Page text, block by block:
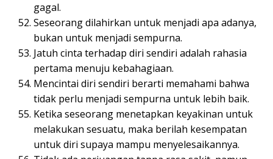
gagal.
Seseorang dilahirkan untuk menjadi apa adanya,
bukan untuk menjadi sempurna.
Jatuh cinta terhadap diri sendiri adalah rahasia
pertama menuju kebahagiaan.
Mencintai diri sendiri berarti memahami bahwa
tidak perlu menjadi sempurna untuk lebih baik.
Ketika seseorang menetapkan keyakinan untuk
melakukan sesuatu, maka berilah kesempatan
untuk diri supaya mampu menyelesaikannya.